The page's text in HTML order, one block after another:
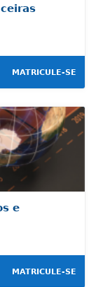
MATRICULE-SE
e
MATRICULE-SE